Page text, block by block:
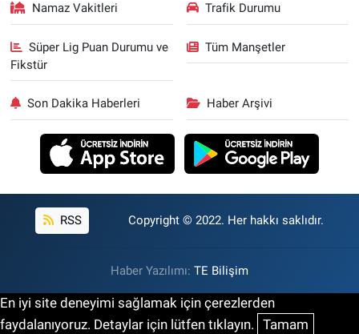
Namaz Vakitleri Trafik Durumu
Süper Lig Puan Durumu ve
Fikstür
Tüm Manşetler
Son Dakika Haberleri Haber Arşivi
RSS Copyright © 2022. Her hakkı saklıdır.
Haber Yazılımı: TE Bilişim
En iyi site deneyimi sağlamak için çerezlerden
faydalanıyoruz. Detaylar için lütfen tıklayın. Tamam